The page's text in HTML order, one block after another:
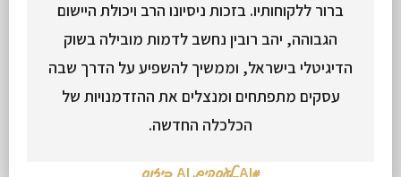
ברור ללקוחותיו. בזכות ניסיונו הרב ויכולת היישום
הגבוהה, יהב רובין נחשב לדמות מובילה בשוק
הדיגיטלי בישראל, וממשיך להשפיע על הדרך שבה
עסקים מתפתחים ומנצלים את ההזדמנויות של
הכלכלה החדשה.